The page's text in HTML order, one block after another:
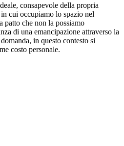
consapevole della propria
cui occupiamo lo spazio nel
patto che non la possiamo
di una emancipazione attraverso la
in questo contesto si
costo personale.